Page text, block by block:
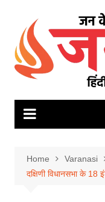
content
Home
Varanasi
दक्षिणी विधानसभा के 18